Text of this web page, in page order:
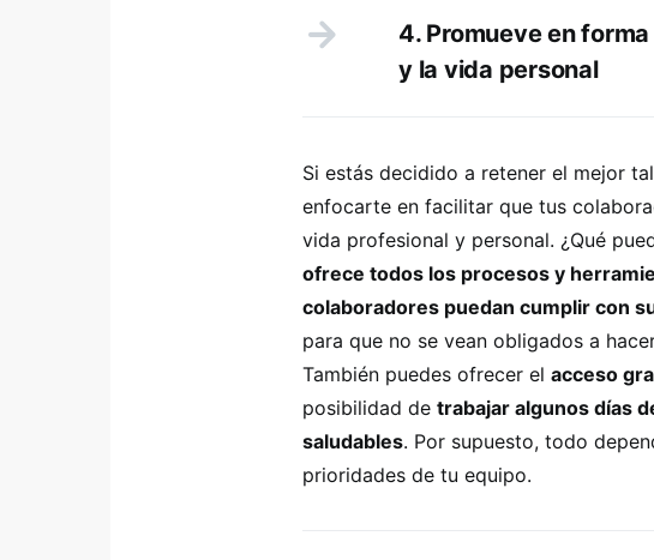
4. Promueve en
y la vida personal
Si estás decidido a retener el mejor
enfocarte en facilitar que tus
vida profesional y personal. ¿Qué
ofrece todos los procesos y
colaboradores puedan cumplir con
para que no se vean obligados a
También puedes ofrecer el acceso
posibilidad de trabajar algunos días
saludables. Por supuesto, todo
prioridades de tu equipo.